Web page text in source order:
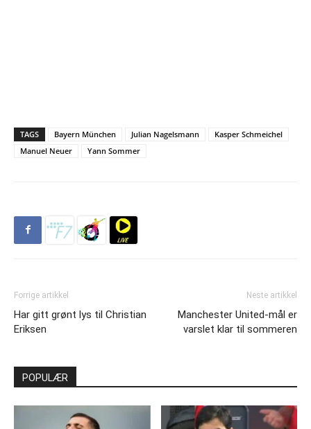
TAGS Bayern München Julian Nagelsmann
Kasper Schmeichel
Manuel Neuer
Yann Sommer
Forrige artikkel
Har gitt grønt lys til Christian
Eriksen
Neste artikkel
Manchester United-mål er
varslet klar til sommeren
POPULÆR